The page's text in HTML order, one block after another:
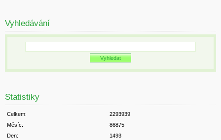
Vyhledávání
Statistiky
Celkem:
2293939
Měsíc:
86875
Den:
1493